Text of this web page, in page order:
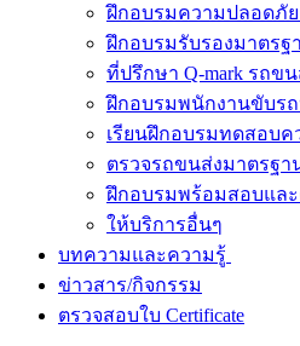
ฝึกอบรมความปลอดภัย
ฝึกอบรมรับรองมาตรฐ
ที่ปรึกษา Q-mark รถขน
ฝึกอบรมพนักงานขับร
เรียนฝึกอบรมทดสอบค
ตรวจรถขนส่งมาตรฐ
ฝึกอบรมพร้อมสอบแล
ให้บริการอื่นๆ
บทความและความรู้
ข่าวสาร/กิจกรรม
ตรวจสอบใบ Certificate